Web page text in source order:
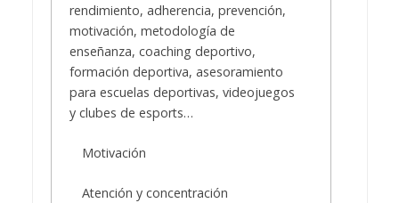
rendimiento, adherencia, prevención,
motivación, metodología de
enseñanza, coaching deportivo,
formación deportiva, asesoramiento
para escuelas deportivas, videojuegos
y clubes de esports…
Motivación
Atención y concentración